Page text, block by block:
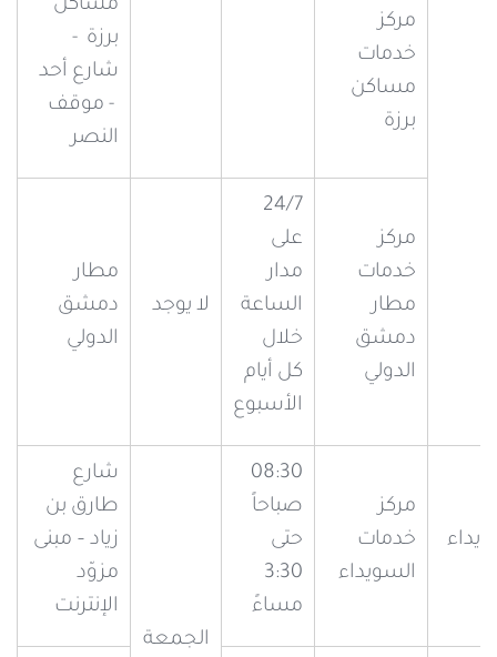
مركز
خدمات
مساكن
برزة
مساكن
برزة -
شارع أحد
- موقف
النصر
مركز
خدمات
مطار
دمشق
الدولي
24/7
على
مدار
الساعة
خلال
كل أيام
الأسبوع
لا يوجد
مطار
دمشق
الدولي
مركز
خدمات
السويداء
08:30
صباحاً
حتى
3:30
مساءً
الجمعة
شارع
طارق بن
زياد – مبنى
مزوّد
الإنترنت